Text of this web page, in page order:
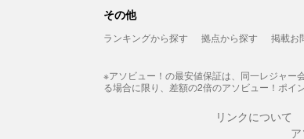
その他
ランキングから探す 拠点から探す 掲載お
※アソビュー！の最安値保証は、同一レジャー
る場合に限り、差額の2倍のアソビュー！ポイ
リンクについて